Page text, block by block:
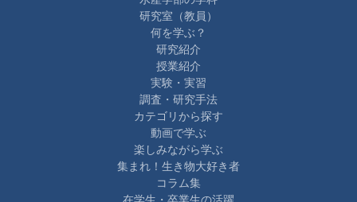
研究室（教員）
何を学ぶ？
研究紹介
授業紹介
実験・実習
調査・研究手法
カテゴリから探す
動画で学ぶ
楽しみながら学ぶ
集まれ！生き物大好き者
コラム集
在学生・卒業生の活躍